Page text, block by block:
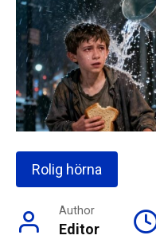
Rolig hörna
Author
Editor